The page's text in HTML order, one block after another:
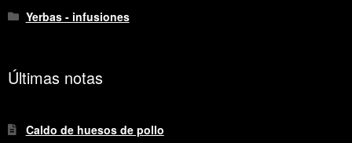
Yerbas - infusiones
Últimas notas
Caldo de huesos de pollo